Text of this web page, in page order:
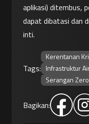
aplikasi) ditembus,
dapat dibatasi dan
inti.
Tags:
Kerentanan
Infrastruktur
Serangan
Bagikan: